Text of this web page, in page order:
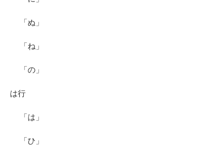
「ぬ」
「ね」
「の」
は行
「は」
「ひ」